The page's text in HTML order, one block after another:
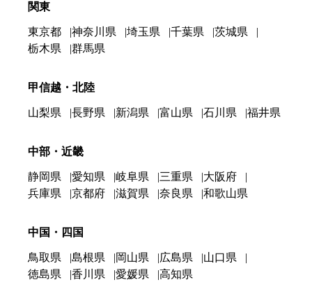
関東
東京都 神奈川県 埼玉県 千葉県
茨城県
栃木県
群馬県
甲信越・北陸
山梨県 長野県 新潟県 富山県 石川県 福井県
中部・近畿
静岡県 愛知県 岐阜県 三重県
大阪府
兵庫県
京都府 滋賀県 奈良県 和歌山県
中国・四国
鳥取県 島根県 岡山県 広島県
山口県
徳島県
香川県 愛媛県 高知県